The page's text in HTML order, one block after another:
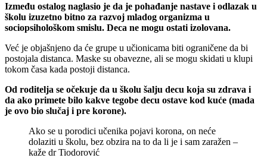
Između ostalog naglasio je da je pohađanje nastave i odlazak u
školu izuzetno bitno za razvoj mladog organizma u
sociopsihološkom smislu. Deca ne mogu ostati izolovana.
Već je objašnjeno da će grupe u učionicama biti ograničene da bi
postojala distanca. Maske su obavezne, ali se mogu skidati u klupi
tokom časa kada postoji distanca.
Od roditelja se očekuje da u školu šalju decu koja su zdrava i
da ako primete bilo kakve tegobe decu ostave kod kuće (mada
je ovo bio slučaj i pre korone).
Ako se u porodici učenika pojavi korona, on neće
dolaziti u školu, bez obzira na to da li je i sam zaražen –
kaže dr Tiodorović